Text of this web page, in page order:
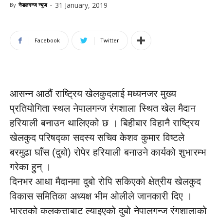
By नेपालगन्ज न्यूज - 31 January, 2019
Facebook Twitter
आसन्न आठौं राष्ट्रिय खेलकुदलाई मध्यनजर मुख्य
प्रतियोगिता स्थल नेपालगन्ज रंगशाला स्थित खेल मैदान
हरियाली बनाउन थालिएको छ । बिहीबार विहानै राष्ट्रिय
खेलकुद परिषद्का सदस्य सचिव केशव कुमार विष्टले
बरमुढा घाँस (दुबो) रोपेर हरियाली बनाउने कार्यको शुभारम्भ
गरेका हुन् ।
दिनभर आधा मैदानमा दुबो रोपि सकिएको क्षेत्रीय खेलकुद
विकास समितिका अध्यक्ष भीम ओलीले जानकारी दिए ।
भारतको कलकत्ताबाट ल्याइएको दुबो नेपालगन्ज रंगशालाको